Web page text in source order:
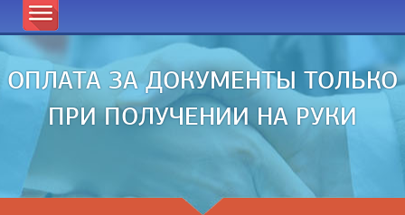
ОПЛАТА ЗА ДОКУМЕНТЫ ТОЛЬКО
ПРИ ПОЛУЧЕНИИ НА РУКИ